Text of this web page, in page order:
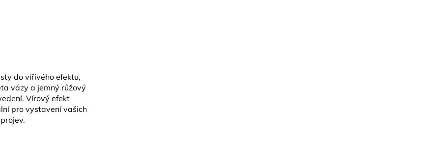
do vířivého efektu,
vázy a jemný růžový
Vírový efekt
pro vystavení vašich